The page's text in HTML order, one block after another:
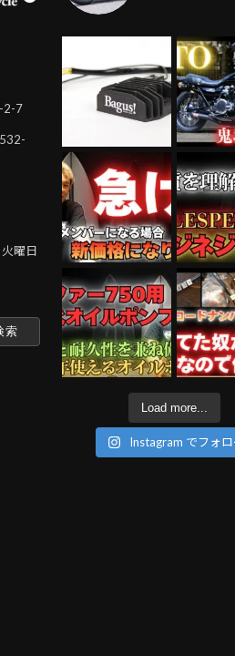
2-7
曜日
Load more...
Instagram でフォロ